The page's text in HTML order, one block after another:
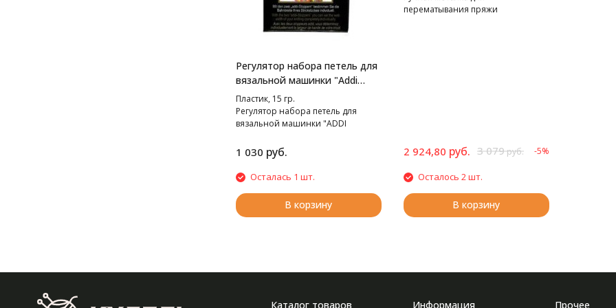
Регулятор набора петель для
вязальной машинки "Addi
Express"и "Addi Express
Kingsize"
Пластик, 15 гр.
Регулятор набора петель для
вязальной машинки "ADDI
1 030 руб.
Осталась 1 шт.
В корзину
перематывания пряжи
2 924,80 руб. 3 079руб. -5%
Осталось 2 шт.
В корзину
Каталог товаров Информация Прочее